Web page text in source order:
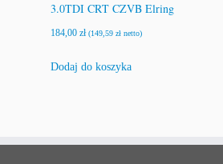
3.0TDI CRT CZVB Elring
184,00 zł (149,59 złnetto)
Dodaj do koszyka